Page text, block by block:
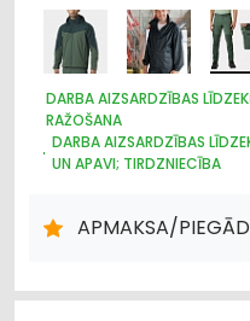
DARBA AIZSARDZĪBAS
RAŽOŠANA
DARBA AIZSARDZĪBAS
UN APAVI; TIRDZNIECĪBA
APĢĒRBI:
APMAKSA/